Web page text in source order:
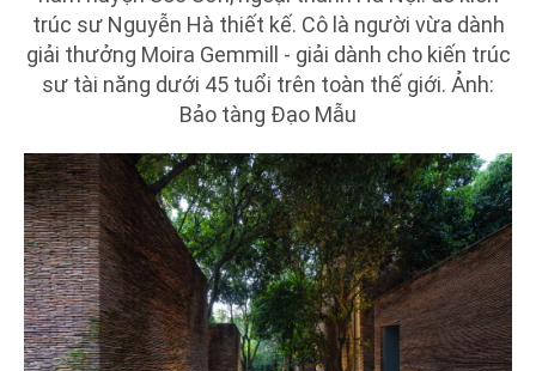
trúc sư Nguyễn Hà thiết kế. Cô là người vừa dành
giải thưởng Moira Gemmill - giải dành cho kiến trúc
sư tài năng dưới 45 tuổi trên toàn thế giới. Ảnh:
Bảo tàng Đạo Mẫu